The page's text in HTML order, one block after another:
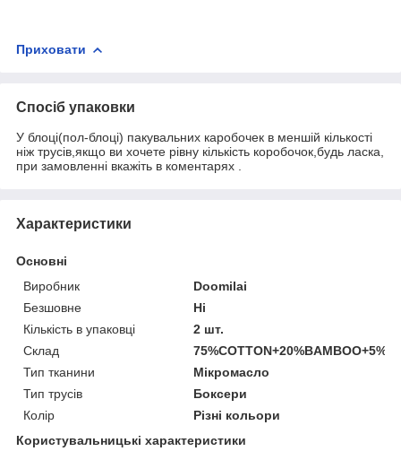
Приховати
Спосіб упаковки
У блоці(пол-блоці) пакувальних каробочек в меншій кількості
ніж трусів,якщо ви хочете рівну кількість коробочок,будь ласка,
при замовленні вкажіть в коментарях .
Характеристики
Основні
Виробник
Doomilai
Безшовне
Ні
Кількість в упаковці
2 шт.
Склад
Тип тканини
Мікромасло
Тип трусів
Боксери
Колір
Різні кольори
Користувальницькі характеристики